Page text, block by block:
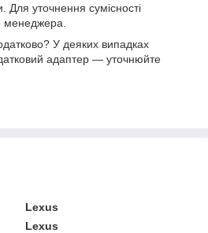
Для уточнення сумісності
менеджера.
У деяких випадках
адаптер — уточнюйте
Lexus
Lexus